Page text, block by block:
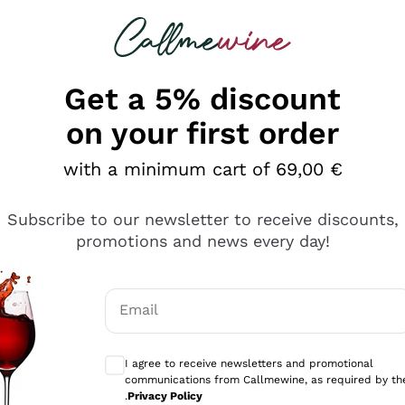
looking for
è male ma secondo me ci sono alternative che
Get a 5% discount
on your first order
with a minimum cart of 69,00 €
Subscribe to our newsletter to receive discounts,
promotions and news every day!
Email
I agree to receive newsletters and promotional
communications from Callmewine, as required by
.Privacy Policy